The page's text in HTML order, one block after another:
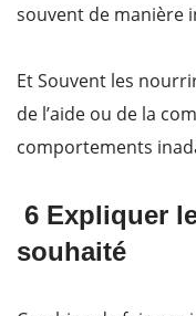
souvent de manière
Et Souvent les
de l’aide ou de la
comportements
6 Expliquer
souhaité